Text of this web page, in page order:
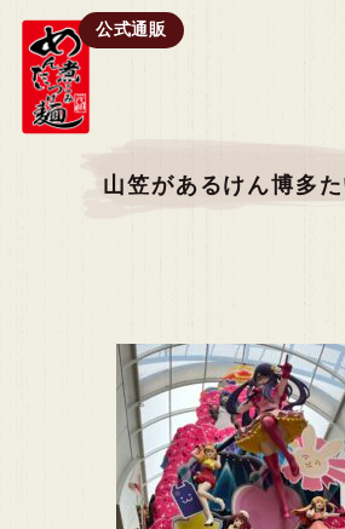
公式通販
山笠があるけん博多た